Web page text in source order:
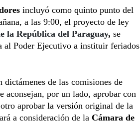
incluyó como quinto punto del
a las 9:00, el proyecto de ley
la República del Paraguay, se
al Poder Ejecutivo a instituir feriados
de las comisiones de
aconsejan, por un lado, aprobar con
aprobar la versión original de la
a consideración de la Cámara de